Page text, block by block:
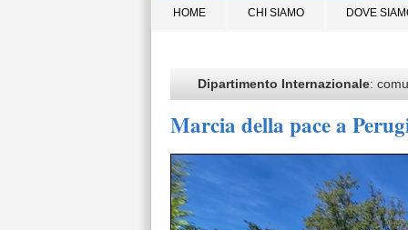
HOME CHI SIAMO DOVE
Dipartimento Internazionale:
Marcia della pace a